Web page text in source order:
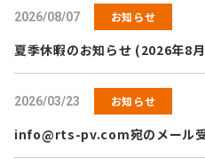
2026/08/07 お知らせ
夏季休暇のお知らせ (2026年8
2026/03/23 お知らせ
info@rts-pv.com宛のメール